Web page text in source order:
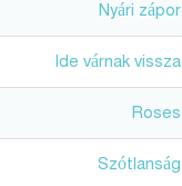
Nyári zápor
Ide várnak vissza
Roses
Szótlanság